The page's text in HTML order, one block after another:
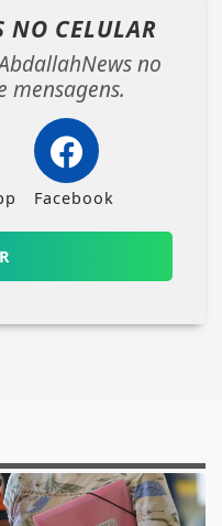
NO CELULAR
no
mensagens.
Facebook